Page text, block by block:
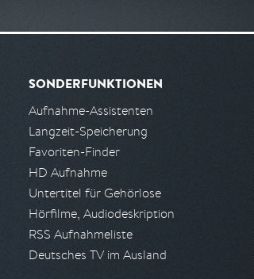
SONDERFUNKTIONEN
Aufnahme-Assistenten
Langzeit-Speicherung
Favoriten-Finder
HD Aufnahme
Untertitel für Gehörlose
Hörfilme, Audiodeskription
RSS Aufnahmeliste
Deutsches TV im Ausland